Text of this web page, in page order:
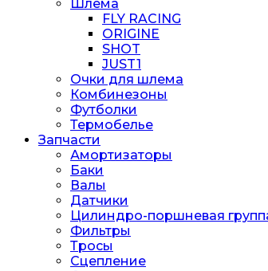
Шлема
FLY RACING
ORIGINE
SHOT
JUST1
Очки для шлема
Комбинезоны
Футболки
Термобелье
Запчасти
Амортизаторы
Баки
Валы
Датчики
Цилиндро-поршневая
Фильтры
Тросы
Сцепление